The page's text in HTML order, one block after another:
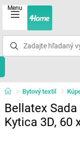
Menu
Bytový textil
Bellatex
Kytica 3D, 60